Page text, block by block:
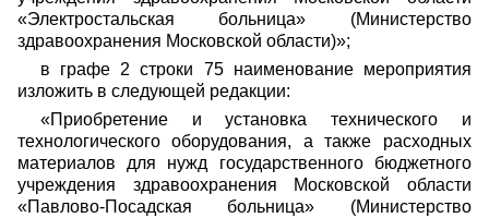
«Электростальская больница» (Министерство
здравоохранения Московской области)»;
в графе 2 строки 75 наименование мероприятия
изложить в следующей редакции:
«Приобретение и установка технического и
технологического оборудования, а также расходных
материалов для нужд государственного бюджетного
учреждения здравоохранения Московской области
«Павлово-Посадская больница» (Министерство